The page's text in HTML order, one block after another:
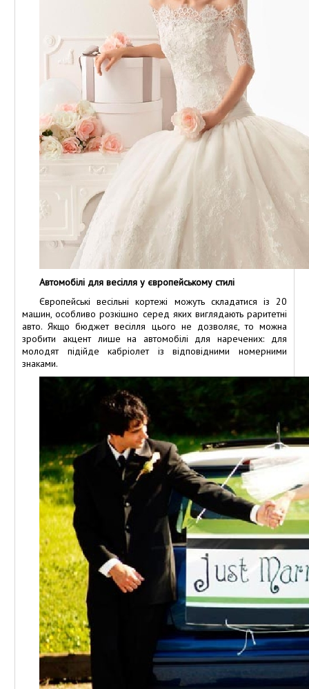
Автомобілі для весілля у європейському стилі
Європейські весільні кортежі можуть складатися із 20
машин, особливо розкішно серед яких виглядають раритетні
авто. Якщо бюджет весілля цього не дозволяє, то можна
зробити акцент лише на автомобілі для наречених: для
молодят підійде кабріолет із відповідними номерними
знаками.